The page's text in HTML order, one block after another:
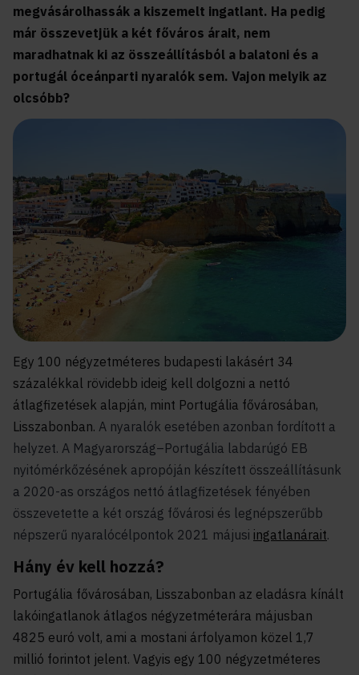
megvásárolhassák a kiszemelt ingatlant. Ha pedig
már összevetjük a két főváros árait, nem
maradhatnak ki az összeállításból a balatoni és a
portugál óceánparti nyaralók sem. Vajon melyik az
olcsóbb?
Egy 100 négyzetméteres budapesti lakásért 34
százalékkal rövidebb ideig kell dolgozni a nettó
átlagfizetések alapján, mint Portugália fővárosában,
Lisszabonban. A nyaralók esetében azonban fordított a
helyzet. A Magyarország–Portugália labdarúgó EB
nyitómérkőzésének apropóján készített összeállításunk
a 2020-as országos nettó átlagfizetések fényében
összevetette a két ország fővárosi és legnépszerűbb
népszerű nyaralócélpontok 2021 májusi ingatlanárait.
Hány év kell hozzá?
Portugália fővárosában, Lisszabonban az eladásra kínált
lakóingatlanok átlagos négyzetméterára májusban
4825 euró volt, ami a mostani árfolyamon közel 1,7
millió forintot jelent. Vagyis egy 100 négyzetméteres